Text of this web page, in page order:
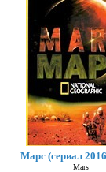
Марс (сериал
Mars